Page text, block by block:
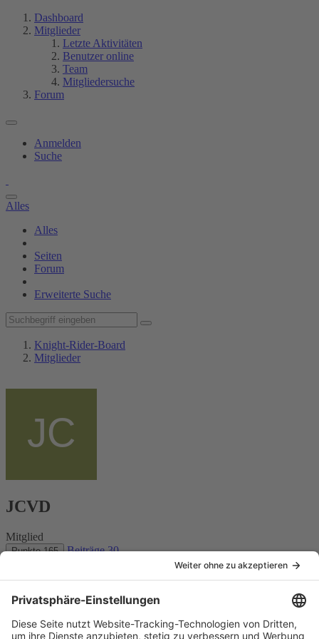
Dashboard
Mitglieder
Letzte Aktivitäten
Benutzer online
Team
Mitgliedersuche
Forum
Anmelden
Suche
Alles
Alles
Seiten
Forum
Erweiterte Suche
Knight-Rider-Board
Mitglieder
JCVD
Mitglied
Punkte 165 Beiträge 30